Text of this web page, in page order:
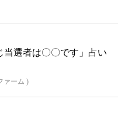
当選者は〇〇です」占い
ァーム )